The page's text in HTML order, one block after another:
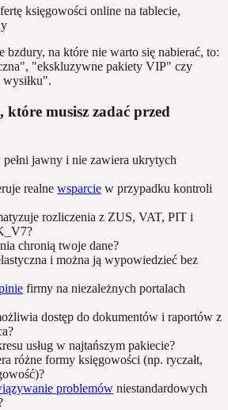
bzdury, na które nie warto się nabierać, to:
"ekskluzywne pakiety VIP" czy
wysiłku".
musisz zadać przed
jawny i nie zawiera ukrytych
realne wsparcie w przypadku kontroli
rozliczenia z ZUS, VAT, PIT i
chronią twoje dane?
i można ją wypowiedzieć bez
firmy na niezależnych portalach
dostęp do dokumentów i raportów z
usług w najtańszym pakiecie?
różne formy księgowości (np. ryczałt,
problemów niestandardowych